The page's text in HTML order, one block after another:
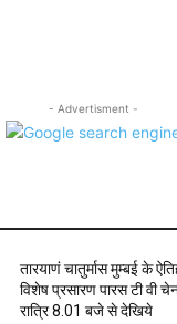
- Advertisment -
तारयाणं चातुर्मास मुम्बई के
विशेष प्रसारण पारस टी वी
रात्रि 8.01 बजे से देखिये